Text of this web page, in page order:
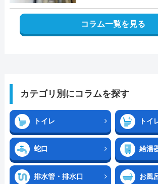
コラム一覧を見る
カテゴリ別にコラムを探す
トイレ トイ
蛇口 給湯
排水管・排水口 お風